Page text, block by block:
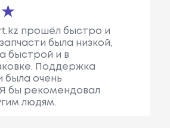
прошёл быстро и
была низкой,
быстрой и в
Поддержка
была очень
бы рекомендовал
людям.